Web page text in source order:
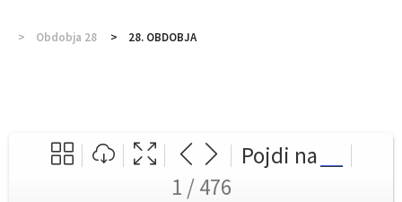
Obdobja 28 28. OBDOBJA
Pojdi na
1 / 476